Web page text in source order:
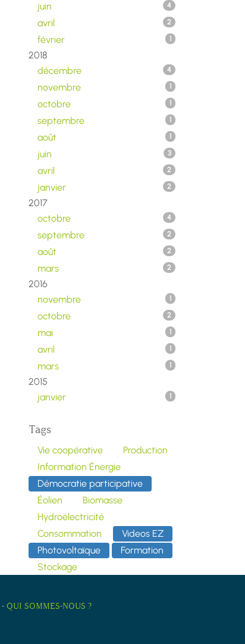
juin 4
avril 2
février 1
2018
décembre
4
novembre 1
octobre 1
septembre 1
août 1
juin 3
avril 2
janvier 2
2017
octobre
4
septembre 2
août 2
mars 2
2016
novembre
1
octobre 2
mai 1
avril 1
mars 1
2015
janvier
1
Tags
Vie coopérative
Production
Information Énergie
Démocratie participative
Éolien
Biomasse
Hydroélectricité
Consommation
Videos EZ
Photovoltaïque
Formation
Stockage
- QUI SOMMES-NOUS ?